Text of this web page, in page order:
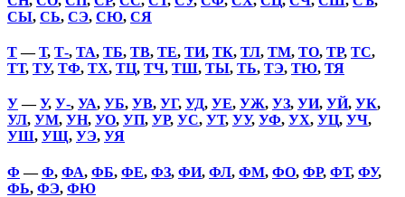
СЫ, СЬ, СЭ, СЮ, СЯ
Т—Т, Т-, ТА, ТБ, ТВ, ТЕ, ТИ, ТК, ТЛ, ТМ, ТО, ТР, ТС,
ТТ, ТУ, ТФ, ТХ, ТЦ, ТЧ, ТШ, ТЫ, ТЬ, ТЭ, ТЮ, ТЯ
У—У, У-, УА, УБ, УВ, УГ, УД, УЕ, УЖ, УЗ, УИ, УЙ, УК,
УЛ, УМ, УН, УО, УП, УР, УС, УТ, УУ, УФ, УХ, УЦ, УЧ,
УШ, УЩ, УЭ, УЯ
Ф —Ф, ФА, ФБ, ФЕ, ФЗ, ФИ, ФЛ, ФМ, ФО, ФР, ФТ, ФУ,
ФЬ, ФЭ, ФЮ